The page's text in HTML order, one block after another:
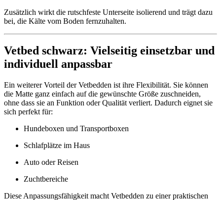
Zusätzlich wirkt die rutschfeste Unterseite isolierend und trägt dazu
bei, die Kälte vom Boden fernzuhalten.
Vetbed schwarz: Vielseitig einsetzbar und
individuell anpassbar
Ein weiterer Vorteil der Vetbedden ist ihre Flexibilität. Sie können
die Matte ganz einfach auf die gewünschte Größe zuschneiden,
ohne dass sie an Funktion oder Qualität verliert. Dadurch eignet sie
sich perfekt für:
Hundeboxen und Transportboxen
Schlafplätze im Haus
Auto oder Reisen
Zuchtbereiche
Diese Anpassungsfähigkeit macht Vetbedden zu einer praktischen